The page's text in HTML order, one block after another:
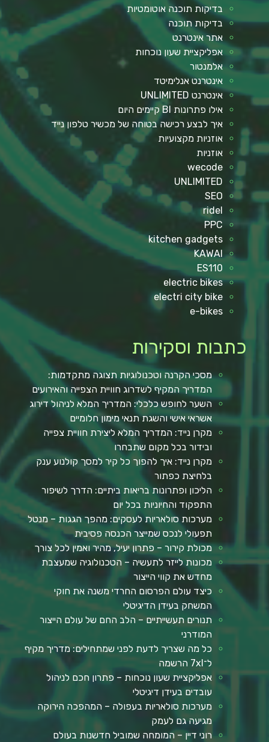
בדיקות תוכנה אוטומטיות
בדיקות תוכנה
אתר אינטרנט
אפליקציית שעון נוכחות
אלמנטור
אינטרנט אנלימיטד
אינטרנט UNLIMITED
אילו פתרונות BI קיימים היום
איך לבצע רכישה בטוחה של מכשיר טלפון נייד
אוזניות מקצועיות
אוזניות
wecode
UNLIMITED
SEO
ridel
PPC
kitchen gadgets
KAWAI
ES110
electric bikes
electri city bike
e-bikes
כתבות וסקירות
מסכי הקרנה וטכנולוגיות תצוגה מתקדמות:
המדריך המקיף לשדרוג חוויית הצפייה והאירועים
השער לחופש כלכלי: המדריך המלא לניהול דירוג
אשראי אישי והשגת תנאי מימון חלומיים
מקרן נייד: המדריך המלא ליצירת חוויית צפייה
ובידור בכל מקום שתבחרו
מקרן נייד: איך להפוך כל קיר למסך קולנוע ענק
בלחיצת כפתור
הליכון ופתרונות בריאות ביתיים: הדרך לשיפור
התפקוד והחיוניות בכל יום
מערכות סולאריות לעסקים: מהפך הגגות – מנטל
תפעולי לנכס שמייצר הכנסה פסיבית
מכולת קירור – פתרון יעיל, מהיר ואמין לכל צורך
מכונות לייזר לתעשיה – הטכנולוגיה שמעצבת
מחדש את קווי הייצור
כיצד עולם הפרסום החרדי משנה את חוקי
המשחק בעידן הדיגיטלי
תנורים תעשייתיים – הלב החם של עולם הייצור
המודרני
כל מה שצריך לדעת לפני שמתחילים: מדריך מקיף
ל־7xl הרשמה
אפליקציית שעון נוכחות – פתרון חכם לניהול
עובדים בעידן דיגיטלי
מערכות סולאריות בעפולה – המהפכה הירוקה
מגיעה גם לעמק
רוני דיין – המומחה שמוביל חדשנות בעולם